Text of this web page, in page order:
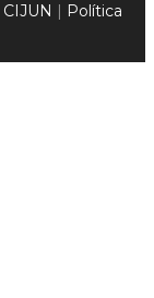
CIJUN
Política